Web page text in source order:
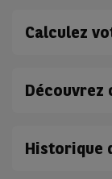
Calculez
Découvrez
Historique